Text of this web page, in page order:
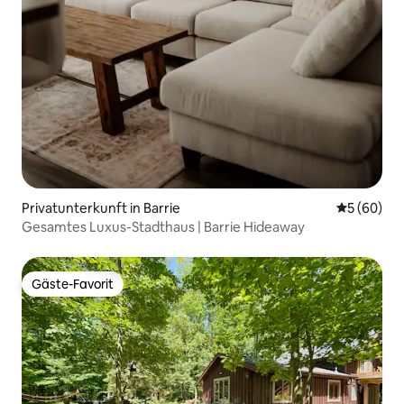
Privatunterkunft in Barrie
5 (60)
Gesamtes Luxus-Stadthaus | Barrie Hideaway
Gäste-Favorit
Gäste-Favorit